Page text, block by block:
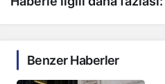
Benzer Haberler